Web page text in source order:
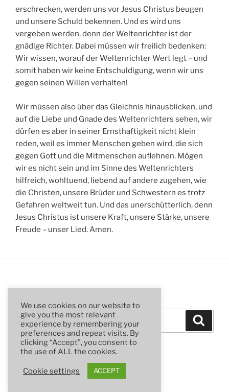
erschrecken, werden uns vor Jesus Christus beugen
und unsere Schuld bekennen. Und es wird uns
vergeben werden, denn der Weltenrichter ist der
gnädige Richter. Dabei müssen wir freilich bedenken:
Wir wissen, worauf der Weltenrichter Wert legt – und
somit haben wir keine Entschuldigung, wenn wir uns
gegen seinen Willen verhalten!
Wir müssen also über das Gleichnis hinausblicken, und
auf die Liebe und Gnade des Weltenrichters sehen, wir
dürfen es aber in seiner Ernsthaftigkeit nicht klein
reden, weil es immer Menschen geben wird, die sich
gegen Gott und die Mitmenschen auflehnen. Mögen
wir es nicht sein und im Sinne des Weltenrichters
hilfreich, wohltuend, liebend auf andere zugehen, wie
die Christen, unsere Brüder und Schwestern es trotz
Gefahren weltweit tun. Und das unerschütterlich, denn
Jesus Christus ist unsere Kraft, unsere Stärke, unsere
Freude – unser Lied. Amen.
Suchen
nach:
Stolz präsentiert von WordPress
We use cookies on our website to
give you the most relevant
experience by remembering your
preferences and repeat visits. By
clicking “Accept”, you consent to
the use of ALL the cookies.
Cookie settings ACCEPT